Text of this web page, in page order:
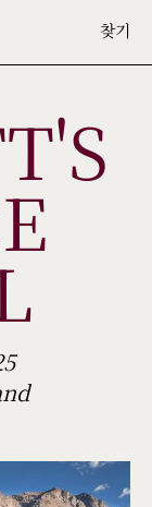
찾기